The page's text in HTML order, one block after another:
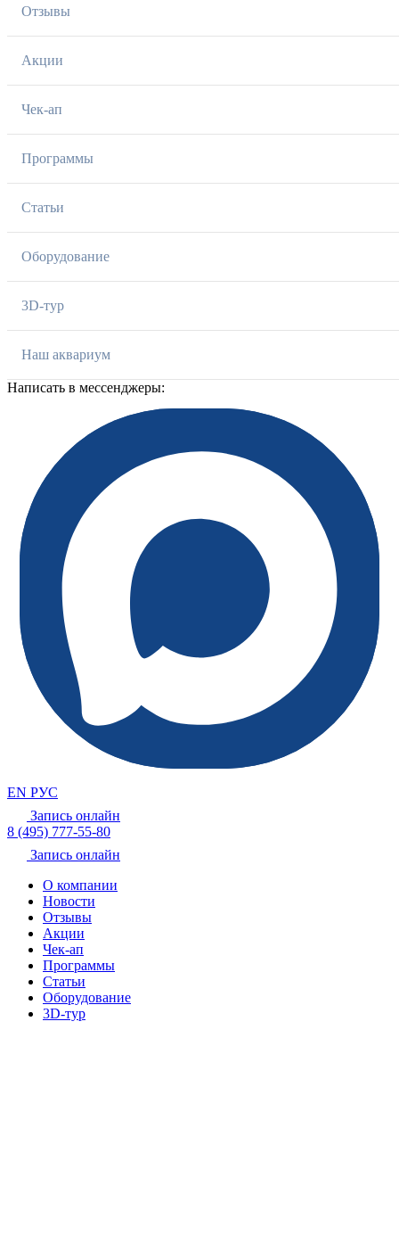
Отзывы
Акции
Чек-ап
Программы
Статьи
Оборудование
3D-тур
Наш аквариум
Написать в мессенджеры:
EN РУС
Запись онлайн
8 (495) 777-55-80
Запись онлайн
О компании
Новости
Отзывы
Акции
Чек-ап
Программы
Статьи
Оборудование
3D-тур